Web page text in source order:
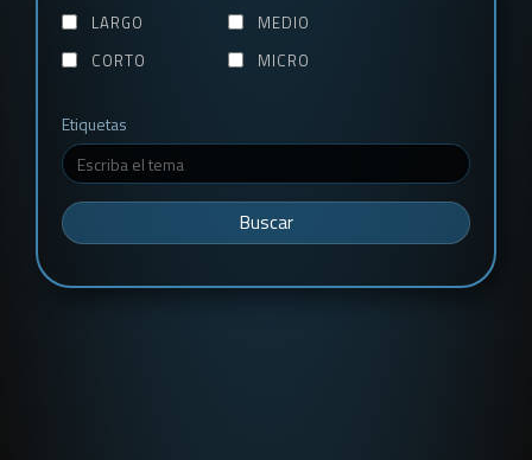
LARGO
MEDIO
CORTO
MICRO
Etiquetas
Buscar